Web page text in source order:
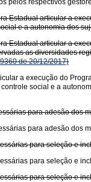
pelos respectivos
Estadual articular a
e a autonomia dos
Estadual articular a
as diversidades
de 20/12/2017)
a execução do
social e a
para adesão dos
para adesão dos
para seleção e
para seleção e
para seleção e